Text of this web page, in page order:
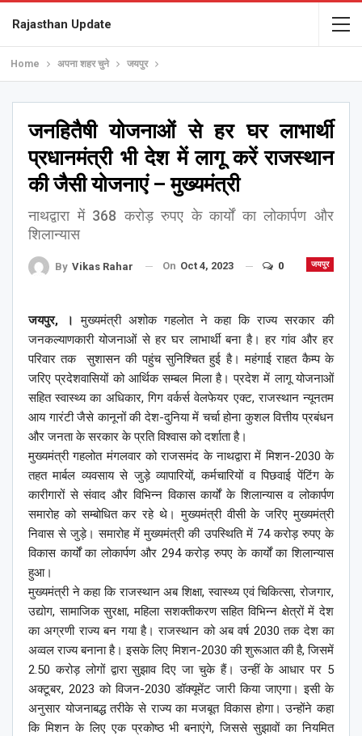
Rajasthan Update
Home अपना शहर चुने जयपुर
जनहितैषी योजनाओं से हर घर लाभार्थी
प्रधानमंत्री भी देश में लागू करें राजस्थान
की जैसी योजनाएं – मुख्यमंत्री
नाथद्वारा में 368 करोड़ रुपए के कार्यों का लोकार्पण और
शिलान्यास
जयपुर
By Vikas Rahar On Oct 4, 2023 0
जयपुर, । मुख्यमंत्री अशोक गहलोत ने कहा कि राज्य सरकार की
जनकल्याणकारी योजनाओं से हर घर लाभार्थी बना है। हर गांव और हर
परिवार तक सुशासन की पहुंच सुनिश्चित हुई है। महंगाई राहत कैम्प के
जरिए प्रदेशवासियों को आर्थिक सम्बल मिला है। प्रदेश में लागू योजनाओं
सहित स्वास्थ्य का अधिकार, गिग वर्कर्स वेलफेयर एक्ट, राजस्थान न्यूनतम
आय गारंटी जैसे कानूनों की देश-दुनिया में चर्चा होना कुशल वित्तीय प्रबंधन
और जनता के सरकार के प्रति विश्वास को दर्शाता है।
मुख्यमंत्री गहलोत मंगलवार को राजसमंद के नाथद्वारा में मिशन-2030 के
तहत मार्बल व्यवसाय से जुड़े व्यापारियों, कर्मचारियों व पिछवाई पेंटिंग के
कारीगारों से संवाद और विभिन्न विकास कार्यों के शिलान्यास व लोकार्पण
समारोह को सम्बोधित कर रहे थे। मुख्यमंत्री वीसी के जरिए मुख्यमंत्री
निवास से जुड़े। समारोह में मुख्यमंत्री की उपस्थिति में 74 करोड़ रुपए के
विकास कार्यों का लोकार्पण और 294 करोड़ रुपए के कार्यों का शिलान्यास
हुआ।
मुख्यमंत्री ने कहा कि राजस्थान अब शिक्षा, स्वास्थ्य एवं चिकित्सा, रोजगार,
उद्योग, सामाजिक सुरक्षा, महिला सशक्तीकरण सहित विभिन्न क्षेत्रों में देश
का अग्रणी राज्य बन गया है। राजस्थान को अब वर्ष 2030 तक देश का
अव्वल राज्य बनाना है। इसके लिए मिशन-2030 की शुरूआत की है, जिसमें
2.50 करोड़ लोगों द्वारा सुझाव दिए जा चुके हैं। उन्हीं के आधार पर 5
अक्टूबर, 2023 को विजन-2030 डॉक्यूमेंट जारी किया जाएगा। इसी के
अनुसार योजनाबद्ध तरीके से राज्य का मजबूत विकास होगा। उन्होंने कहा
कि मिशन के लिए एक प्रकोष्ठ भी बनाएंगे, जिससे सुझावों का नियमित